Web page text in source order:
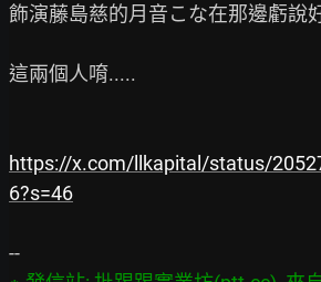
飾演藤島慈的月音こな在那邊虧說
這兩個人唷.....
https://x.com/llkapital/status/
6?s=46